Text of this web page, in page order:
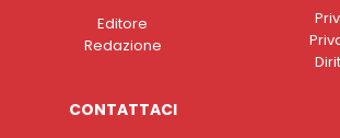
Editore
Redazione
CONTATTACI